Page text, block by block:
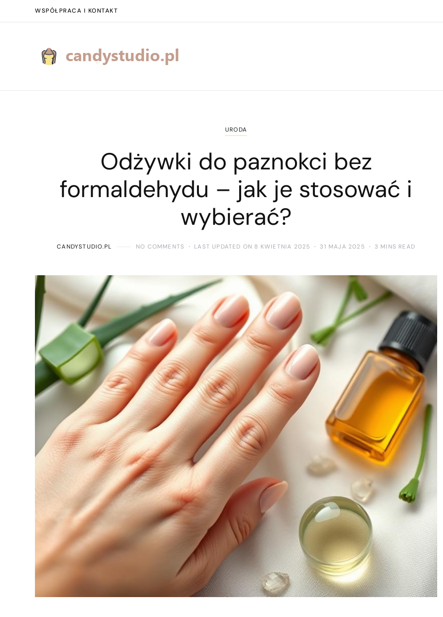
WSPÓŁPRACA I KONTAKT
URODA
Odżywki do paznokci bez
formaldehydu – jak je stosować i
wybierać?
CANDYSTUDIO.PL NO COMMENTS LAST UPDATED ON 8 KWIETNIA 2025 31 MAJA 2025 3 MINS READ